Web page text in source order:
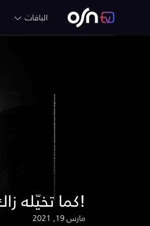
الباقات
عودة جديدة لفيلم Justice League كما تخيّله زاك سنايدر!
مارس 19, 2021